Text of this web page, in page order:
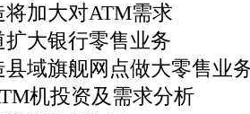
将加大对ATM需求
扩大银行零售业务
县域旗舰网点做大零售业
机投资及需求分析